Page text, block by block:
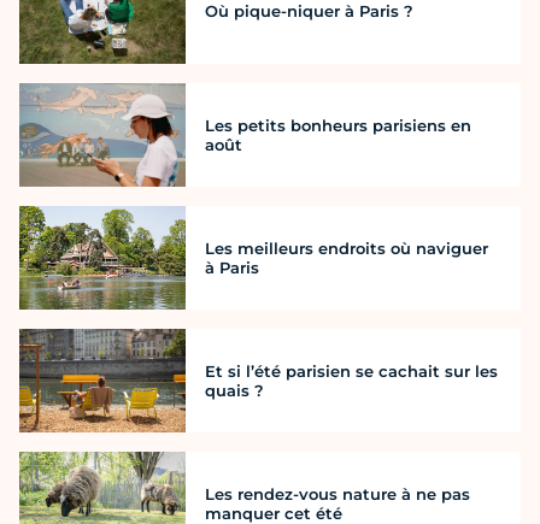
Où pique-niquer à Paris ?
Les petits bonheurs parisiens en
août
Les meilleurs endroits où naviguer
à Paris
Et si l’été parisien se cachait sur les
quais ?
Les rendez-vous nature à ne pas
manquer cet été